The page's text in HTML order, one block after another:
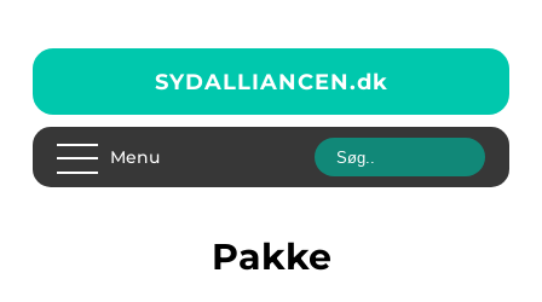
SYDALLIANCEN.dk
Menu
pakke